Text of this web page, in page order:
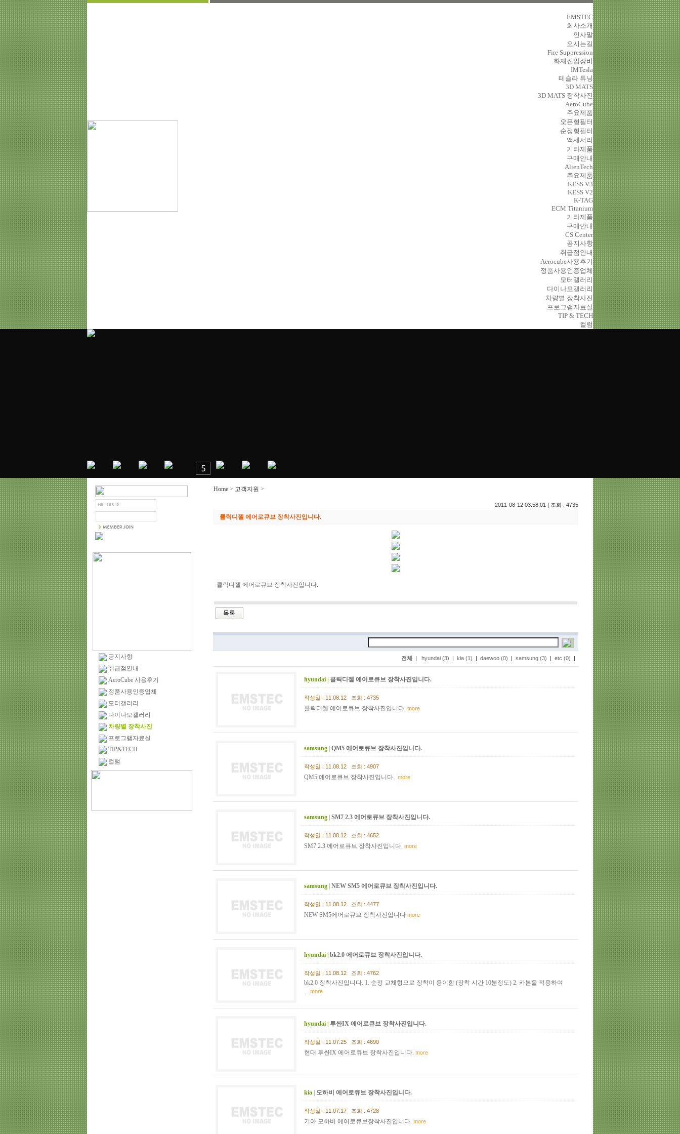
EMSTEC
회사소개
인사말
오시는길
Fire Suppression
화재진압장비
IMTesla
테슬라 튜닝
3D MATS
3D MATS 장착사진
AeroCube
주요제품
오픈형필터
순정형필터
액세서리
기타제품
구매안내
AlienTech
주요제품
KESS V3
KESS V2
K-TAG
ECM Titanium
기타제품
구매안내
CS Center
공지사항
취급점안내
Aerocube사용후기
정품사용인증업체
모터갤러리
다이나모갤러리
차량별 장착사진
프로그램자료실
TIP & TECH
컬럼
공지사항
취급점안내
AeroCube 사용후기
정품사용인증업체
모터갤러리
다이나모갤러리
차량별 장착사진
프로그램자료실
TIP&TECH
컬럼
Home > 고객지원 >
2011-08-12 03:58:01 | 조회 : 4735
클릭디젤 에어로큐브 장착사진입니다.
클릭디젤 에어로큐브 장착사진입니다.
전체 | hyundai (3) | kia (1) | daewoo (0) | samsung (3) | etc (0) |
hyundai 클릭디젤 에어로큐브 장착사진입니다.
작성일 : 11.08.12 조회 : 4735
클릭디젤 에어로큐브 장착사진입니다. more
samsung QM5 에어로큐브 장착사진입니다.
작성일 : 11.08.12 조회 : 4907
QM5 에어로큐브 장착사진입니다. more
samsung SM7 2.3 에어로큐브 장착사진입니다.
작성일 : 11.08.12 조회 : 4652
SM7 2.3 에어로큐브 장착사진입니다. more
samsung NEW SM5 에어로큐브 장착사진입니다.
작성일 : 11.08.12 조회 : 4477
NEW SM5에어로큐브 장착사진입니다 more
hyundai bk2.0 에어로큐브 장착사진입니다.
작성일 : 11.08.12 조회 : 4762
bk2.0 장착사진입니다. 1. 순정 교체형으로 장착이 용이함 (장착 시간 10분정도) 2. 카본을 적용하여
... more
hyundai 투싼IX 에어로큐브 장착사진입니다.
작성일 : 11.07.25 조회 : 4690
현대 투싼IX 에어로큐브 장착사진입니다. more
kia 모하비 에어로큐브 장착사진입니다.
작성일 : 11.07.17 조회 : 4728
기아 모하비 에어로큐브장착사진입니다. more